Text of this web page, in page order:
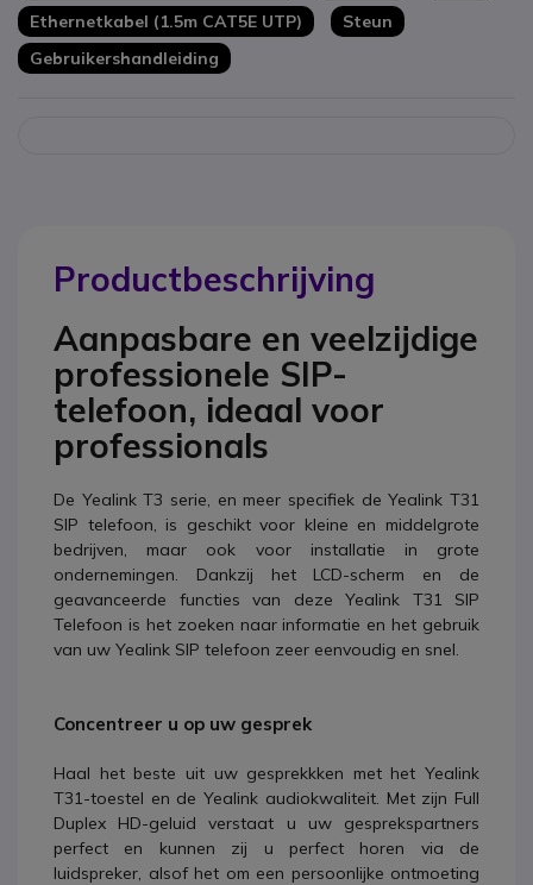
Ethernetkabel (1.5m CAT5E UTP)
Steun
Gebruikershandleiding
Productbeschrijving
Aanpasbare en veelzijdige
professionele SIP-
telefoon, ideaal voor
professionals
De Yealink T3 serie, en meer specifiek de Yealink T31
SIP telefoon, is geschikt voor kleine en middelgrote
bedrijven, maar ook voor installatie in grote
ondernemingen. Dankzij het LCD-scherm en de
geavanceerde functies van deze Yealink T31 SIP
Telefoon is het zoeken naar informatie en het gebruik
van uw Yealink SIP telefoon zeer eenvoudig en snel.
Concentreer u op uw gesprek
Haal het beste uit uw gesprekkken met het Yealink
T31-toestel en de Yealink audiokwaliteit. Met zijn Full
Duplex HD-geluid verstaat u uw gesprekspartners
perfect en kunnen zij u perfect horen via de
luidspreker, alsof het om een persoonlijke ontmoeting